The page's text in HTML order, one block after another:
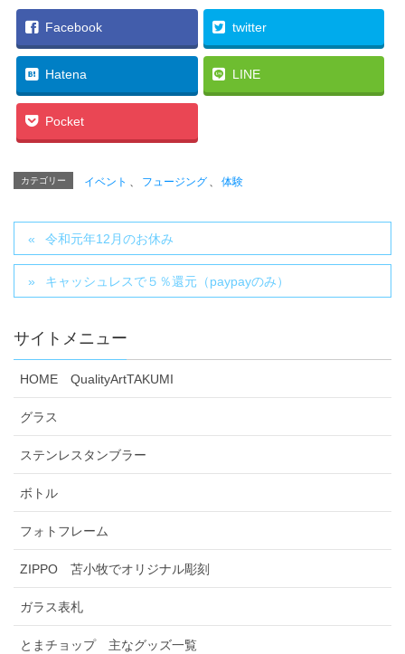
Facebook twitter
Hatena LINE
Pocket
カテゴリー イベント 、 フュージング 、 体験
令和元年12月のお休み
キャッシュレスで５％還元（paypayのみ）
サイトメニュー
HOME QualityArtTAKUMI
グラス
ステンレスタンブラー
ボトル
フォトフレーム
ZIPPO 苫小牧でオリジナル彫刻
ガラス表札
とまチョップ 主なグッズ一覧